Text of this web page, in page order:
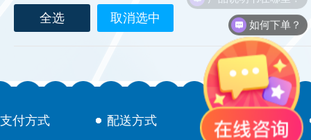
Berry & Associates Zedira
LGC Maine Standards Biolife
Abbexa AbD Serotec
全选 取消选中
支付方式 配送方式 售后服务
如何下单？